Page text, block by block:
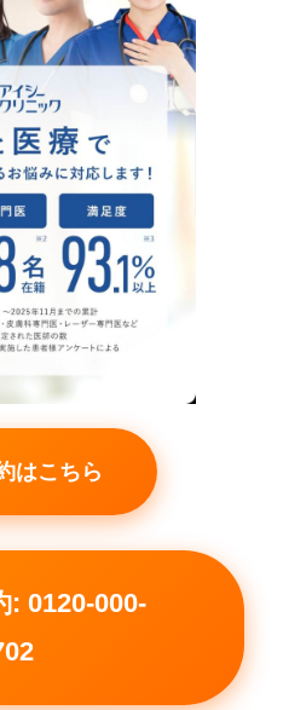
はこちら
: 0120-000-